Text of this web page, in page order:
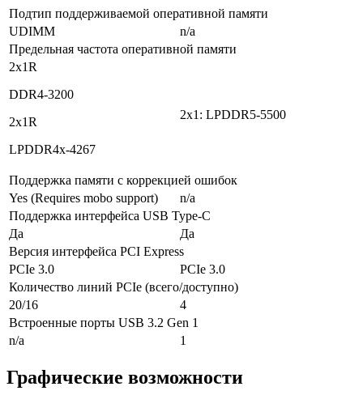
Подтип поддерживаемой оперативной памяти
UDIMM
n/a
Предельная частота оперативной памяти
2x1R
DDR4-3200
2x1R
LPDDR4x-4267
2x1: LPDDR5-5500
Поддержка памяти с коррекцией ошибок
Yes (Requires mobo support)
n/a
Поддержка интерфейса USB Type-C
Да
Да
Версия интерфейса PCI Express
PCIe 3.0
PCIe 3.0
Количество линий PCIe (всего/доступно)
20/16
4
Встроенные порты USB 3.2 Gen 1
n/a
1
Графические возможности